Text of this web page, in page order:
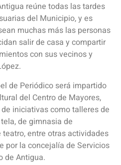
reúne todas las tardes
del Municipio, y es
muchas más las personas
salir de casa y compartir
con sus vecinos y
de Periódico será impartido
del Centro de Mayores,
iniciativas como talleres de
de gimnasia de
entre otras actividades
por la concejalía de Servicios
de Antigua.